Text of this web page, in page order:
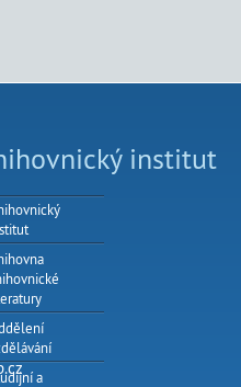
institut
a